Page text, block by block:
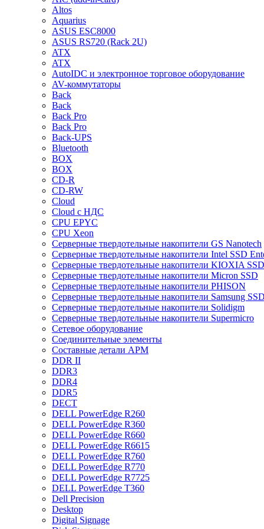
Altos
Aquarius
ASUS ESC8000
ASUS RS720 (Rack 2U)
ATX
ATX
AutoIDC и электронное торговое оборудование
AV-коммутаторы
Back
Back
Back Pro
Back Pro
Back-UPS
Bluetooth
BOX
BOX
CD-R
CD-RW
Cloud
Cloud с НДС
CPU EPYC
CPU Xeon
Cерверные твердотельные накопители GS Nanotech
Cерверные твердотельные накопители Intel SSD
Cерверные твердотельные накопители KIOXIA SSD
Cерверные твердотельные накопители Micron SSD
Cерверные твердотельные накопители PHISON
Cерверные твердотельные накопители Samsung
Cерверные твердотельные накопители Solidigm
Cерверные твердотельные накопители Supermicro
Cетевое оборудование
Cоединительные элементы
Cоставные детали АРМ
DDR II
DDR3
DDR4
DDR5
DECT
DELL PowerEdge R260
DELL PowerEdge R360
DELL PowerEdge R660
DELL PowerEdge R6615
DELL PowerEdge R760
DELL PowerEdge R770
DELL PowerEdge R7725
DELL PowerEdge T360
Dell Precision
Desktop
Digital Signage